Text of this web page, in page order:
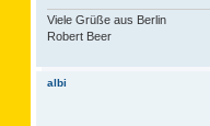
Viele Grüße aus Berlin
Robert Beer
albi